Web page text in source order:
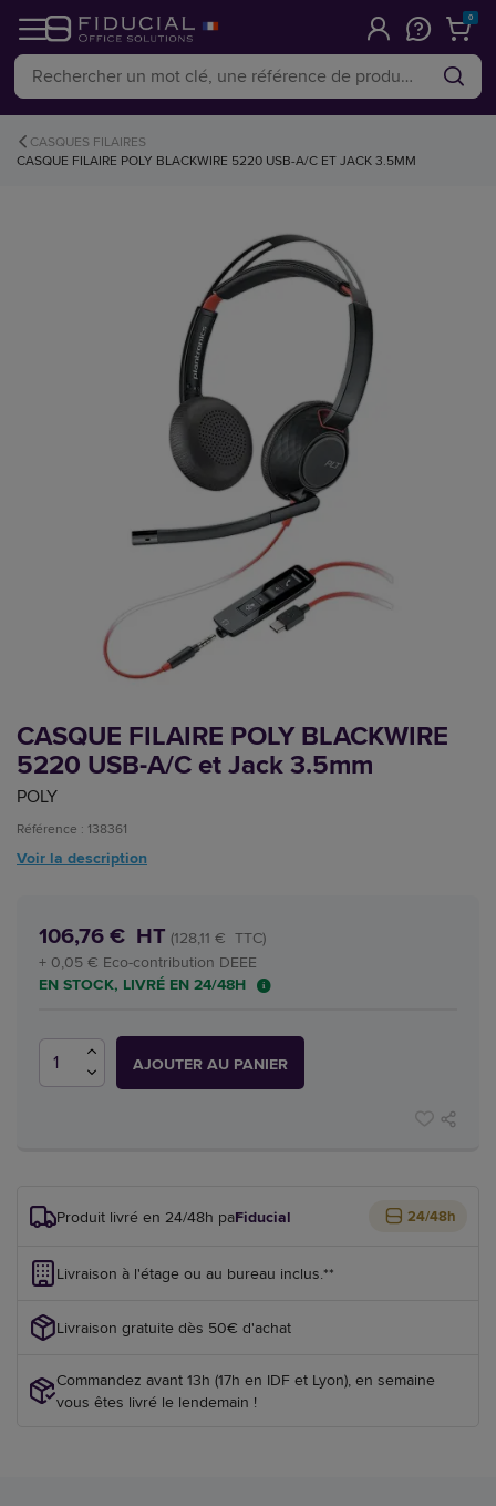
0
CASQUES FILAIRES
CASQUE FILAIRE POLY BLACKWIRE 5220 USB-A/C ET JACK 3.5MM
CASQUE FILAIRE POLY BLACKWIRE
5220 USB-A/C et Jack 3.5mm
POLY
Référence : 138361
Voir la description
106,76 € HT (128,11 € TTC)
+ 0,05 € Eco-contribution DEEE
EN STOCK, LIVRÉ EN 24/48H
AJOUTER AU PANIER
Produit livré en 24/48h parFiducial 24/48h
Livraison à l'étage ou au bureau inclus.**
Livraison gratuite dès 50€ d'achat
Commandez avant 13h (17h en IDF et Lyon), en semaine
vous êtes livré le lendemain !